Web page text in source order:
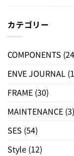
カテゴリー
COMPONENTS
ENVE JOURNAL
FRAME (30)
MAINTENANCE (3)
SES (54)
Style (12)